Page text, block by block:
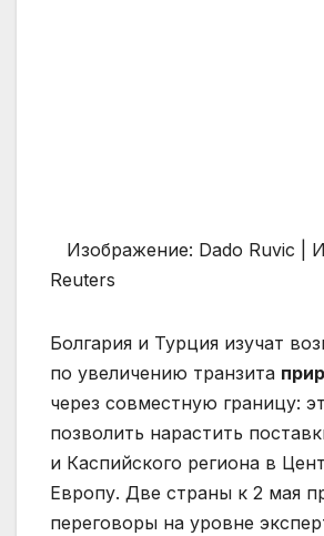
Изображение: Dado Ruvic |
Reuters
Болгария и Турция изучат
по увеличению транзита
через совместную границу:
позволить нарастить
и Каспийского региона в
Европу. Две страны к 2 мая
переговоры на уровне